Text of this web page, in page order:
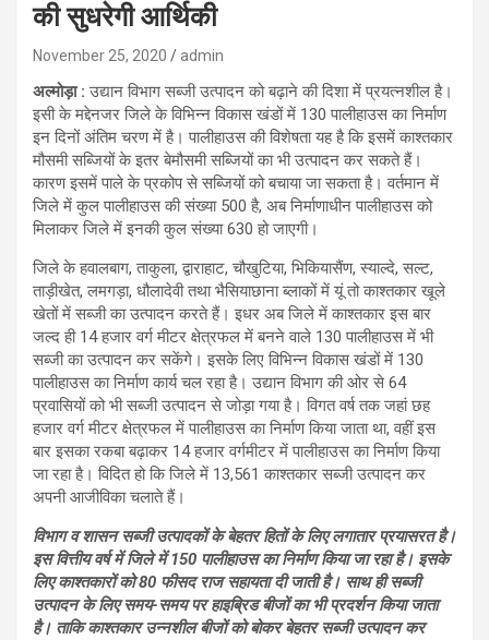
की सुधरेगी आर्थिकी
November 25, 2020 admin
अल्मोड़ा : उद्यान विभाग सब्जी उत्पादन को बढ़ाने की दिशा में प्रयत्नशील है।
इसी के मद्देनजर जिले के विभिन्न विकास खंडों में 130 पालीहाउस का निर्माण
इन दिनों अंतिम चरण में है। पालीहाउस की विशेषता यह है कि इसमें काश्तकार
मौसमी सब्जियों के इतर बेमौसमी सब्जियों का भी उत्पादन कर सकते हैं।
कारण इसमें पाले के प्रकोप से सब्जियों को बचाया जा सकता है। वर्तमान में
जिले में कुल पालीहाउस की संख्या 500 है, अब निर्माणाधीन पालीहाउस को
मिलाकर जिले में इनकी कुल संख्या 630 हो जाएगी।
जिले के हवालबाग, ताकुला, द्वाराहाट, चौखुटिया, भिकियासैंण, स्याल्दे, सल्ट,
ताड़ीखेत, लमगड़ा, धौलादेवी तथा भैसियाछाना ब्लाकों में यूं तो काश्तकार खूले
खेतों में सब्जी का उत्पादन करते हैं। इधर अब जिले में काश्तकार इस बार
जल्द ही 14 हजार वर्ग मीटर क्षेत्रफल में बनने वाले 130 पालीहाउस में भी
सब्जी का उत्पादन कर सकेंगे। इसके लिए विभिन्न विकास खंडों में 130
पालीहाउस का निर्माण कार्य चल रहा है। उद्यान विभाग की ओर से 64
प्रवासियों को भी सब्जी उत्पादन से जोड़ा गया है। विगत वर्ष तक जहां छह
हजार वर्ग मीटर क्षेत्रफल में पालीहाउस का निर्माण किया जाता था, वहीं इस
बार इसका रकबा बढ़ाकर 14 हजार वर्गमीटर में पालीहाउस का निर्माण किया
जा रहा है। विदित हो कि जिले में 13,561 काश्तकार सब्जी उत्पादन कर
अपनी आजीविका चलाते हैं।
विभाग व शासन सब्जी उत्पादकों के बेहतर हितों के लिए लगातार प्रयासरत है।
इस वित्तीय वर्ष में जिले में 150 पालीहाउस का निर्माण किया जा रहा है। इसके
लिए काश्तकारों को 80 फीसद राज सहायता दी जाती है। साथ ही सब्जी
उत्पादन के लिए समय-समय पर हाइब्रिड बीजों का भी प्रदर्शन किया जाता
है। ताकि काश्तकार उन्नशील बीजों को बोकर बेहतर सब्जी उत्पादन कर